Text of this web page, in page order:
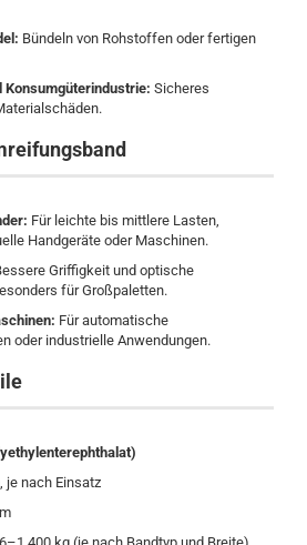
Bündeln von Rohstoffen oder fertigen
Konsumgüterindustrie: Sicheres
Für leichte bis mittlere Lasten,
Handgeräte oder Maschinen.
Griffigkeit und optische
für Großpaletten.
Für automatische
oder industrielle Anwendungen.
je nach Einsatz